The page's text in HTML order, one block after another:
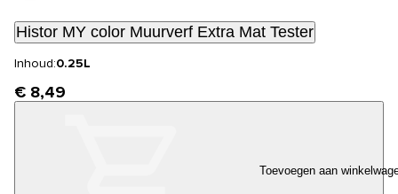
Histor MY color Muurverf Extra Mat Tester
Inhoud:0.25L
€ 8,49
Toevoegen aan